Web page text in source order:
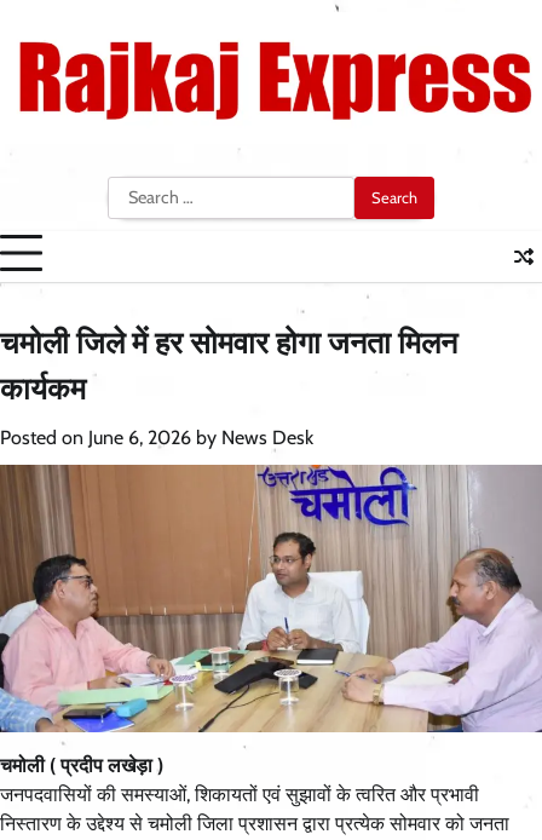
content
Search
for:
चमोली जिले में हर सोमवार होगा जनता मिलन
कार्यकम
Posted on June 6, 2026 by News Desk
चमोली ( प्रदीप लखेड़ा )
जनपदवासियों की समस्याओं, शिकायतों एवं सुझावों के त्वरित और प्रभावी
निस्तारण के उद्देश्य से चमोली जिला प्रशासन द्वारा प्रत्येक सोमवार को जनता